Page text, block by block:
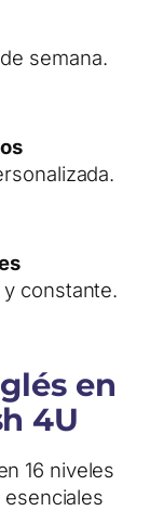
semana.
constante.
en
4U
16 niveles